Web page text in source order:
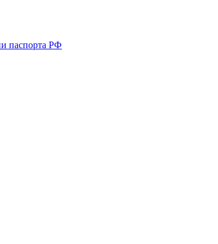
паспорта РФ